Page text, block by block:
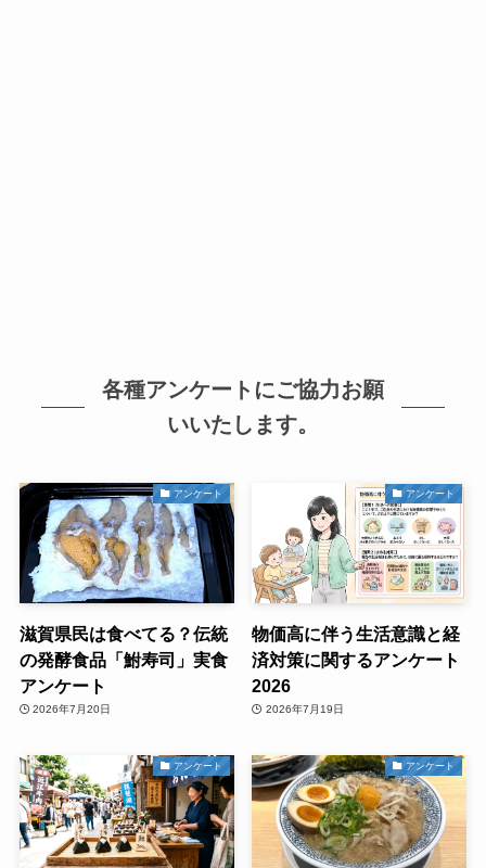
各種アンケートにご協力お願
いいたします。
アンケート
滋賀県民は食べてる？伝統
の発酵食品「鮒寿司」実食
アンケート
2026年7月20日
アンケート
物価高に伴う生活意識と経
済対策に関するアンケート
2026
2026年7月19日
アンケート アンケート